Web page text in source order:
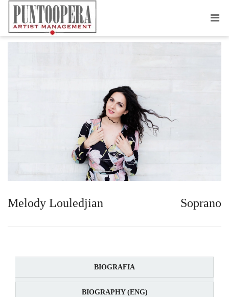
MELODY LOULEDJIAN
Melody Louledjian Soprano
BIOGRAFIA
BIOGRAPHY (ENG)